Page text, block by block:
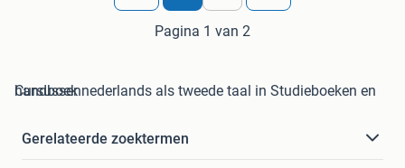
Pagina 1 van 2
handboek nederlands als tweede taal in Studieboeken en Cursussen
Gerelateerde zoektermen